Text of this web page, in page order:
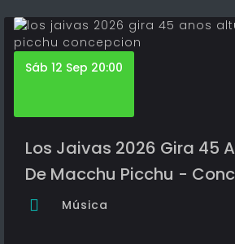
Sáb 12 Sep 20:00
Los Jaivas 2026 Gira 45
De Macchu Picchu -
Música